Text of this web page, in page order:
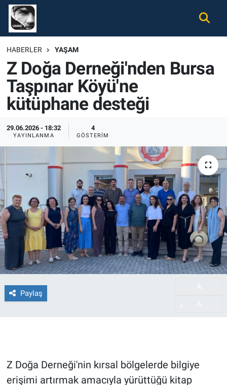
HABERLER YAŞAM
Z Doğa Derneği'nden Bursa
Taşpınar Köyü'ne
kütüphane desteği
29.06.2026 - 18:32
YAYINLANMA
4
GÖSTERIM
Paylaş
Z Doğa Derneği'nin kırsal bölgelerde bilgiye
erişimi artırmak amacıyla yürüttüğü kitap
Gündem
Ekonomi
Spor
Magazin
Tüm Haberler
İletişim
Nöbetçi Eczaneler
Hava Durumu
Namaz Vakitleri
Trafik Durumu
Süper Lig Puan Durumu ve Fikstür
Tüm Manşetler
Son Dakika Haberleri
Haber Arşivi